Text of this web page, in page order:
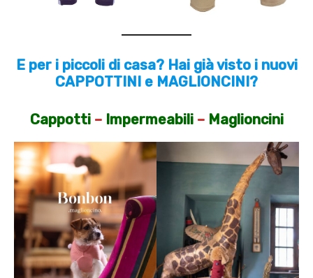
E per i piccoli di casa? Hai già visto i nuovi
CAPPOTTINI e MAGLIONCINI?
Cappotti – Impermeabili– Maglioncini